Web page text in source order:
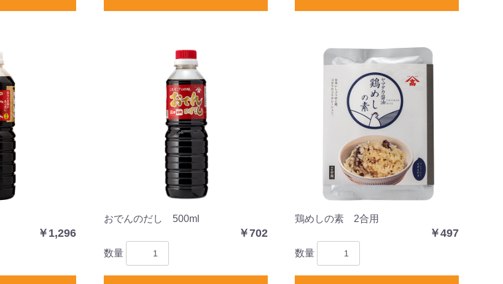
￥1,296
おでんのだし 500ml
￥702
数量
鶏めしの素 2合用
￥497
数量